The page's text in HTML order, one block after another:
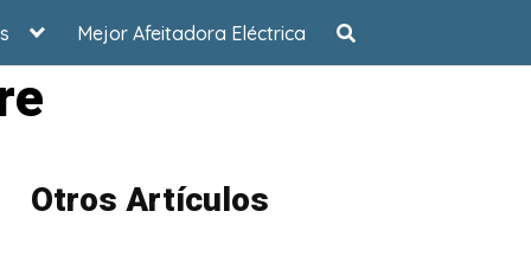
Mejor Afeitadora Eléctrica
Otros Artículos